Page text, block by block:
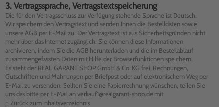
3. Vertragssprache, Vertragstextspeicherung
Die für den Vertragsschluss zur Verfügung stehende Sprache ist Deutsch.
Wir speichern den Vertragstext und senden Ihnen die Bestelldaten sowie
unsere AGB per E-Mail zu. Der Vertragstext ist aus Sicherheitsgründen nicht
mehr über das Internet zugänglich. Sie können diese Informationen
archivieren, indem Sie die AGB herunterladen und die im Bestellablauf
zusammengefassten Daten mit Hilfe der Browserfunktionen speichern.
Es steht der REAL GARANT SHOP GmbH & Co. KG frei, Rechnungen,
Gutschriften und Mahnungen per Briefpost oder auf elektronischem Weg per
E-Mail zu versenden. Sollten Sie eine Papierrechnung wünschen, teilen Sie
uns das bitte per E-Mail anverkauf1@realgarant-shop.de mit.
↑ Zurück zum Inhaltsverzeichnis